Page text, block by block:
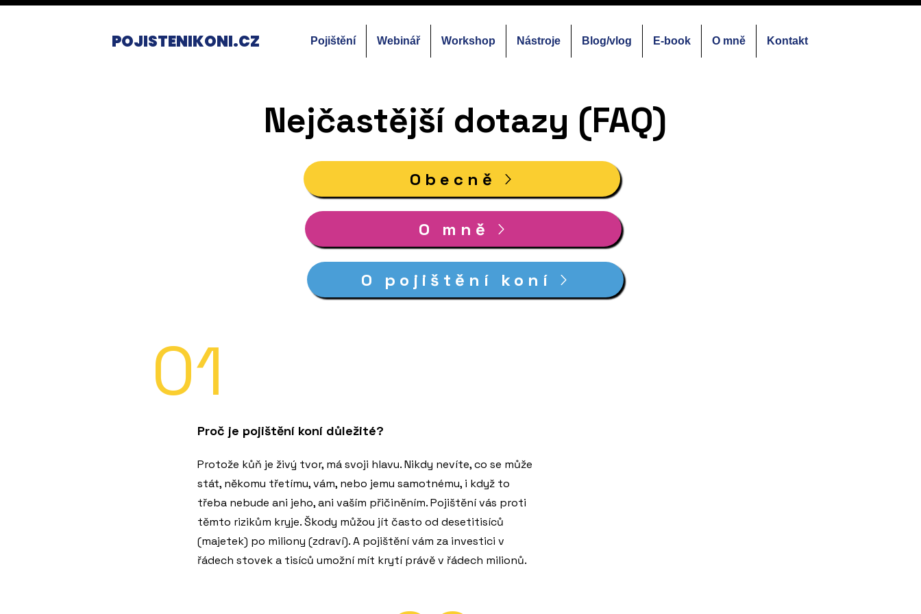
POJISTENIKONI.CZ Pojištění Webinář Workshop Nástroje Blog/vlog E-book O mně Kontakt
Nejčastější dotazy (FAQ)
Obecně
O mně
O pojištění koní
01
Proč je pojištění koní důležité?
Protože kůň je živý tvor, má svoji hlavu. Nikdy nevíte, co se může
stát, někomu třetímu, vám, nebo jemu samotnému, i když to
třeba nebude ani jeho, ani vaším přičiněním. Pojištění vás proti
těmto rizikům kryje. Škody můžou jít často od desetitisíců
(majetek) po miliony (zdraví). A pojištění vám za investici v
řádech stovek a tisíců umožní mít krytí právě v řádech milionů.